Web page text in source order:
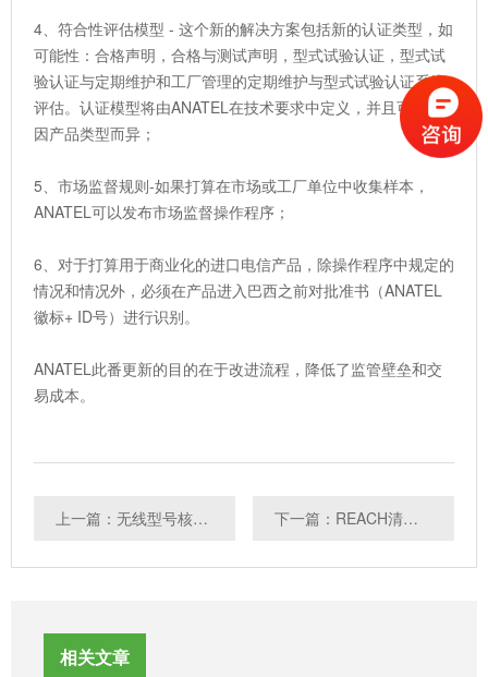
4、符合性评估模型 - 这个新的解决方案包括新的认证类型，如
可能性：合格声明，合格与测试声明，型式试验认证，型式试
验认证与定期维护和工厂管理的定期维护与型式试验认证系统
评估。认证模型将由ANATEL在技术要求中定义，并且可能会
因产品类型而异；
5、市场监督规则-如果打算在市场或工厂单位中收集样本，
ANATEL可以发布市场监督操作程序；
6、对于打算用于商业化的进口电信产品，除操作程序中规定的
情况和情况外，必须在产品进入巴西之前对批准书（ANATEL
徽标+ ID号）进行识别。
ANATEL此番更新的目的在于改进流程，降低了监管壁垒和交
易成本。
上一篇：无线型号核准“双随机、一公开”第一次监督检查结果公布 下一篇：REACH清单拟新增18种高度关注物质
相关文章